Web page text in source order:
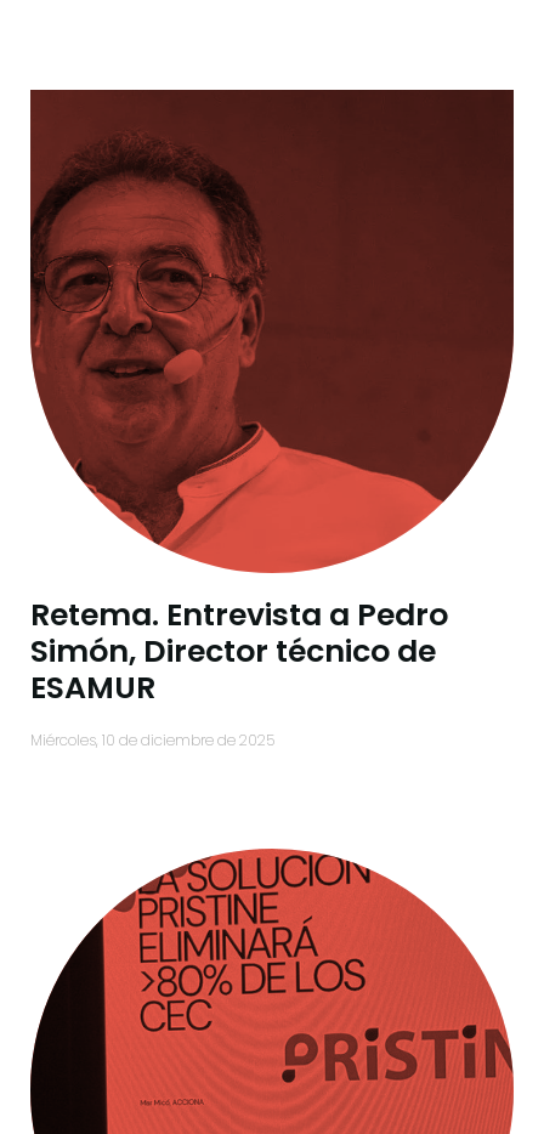
Retema. Entrevista a Pedro
Simón, Director técnico de
ESAMUR
miércoles, 10 de diciembre de 2025